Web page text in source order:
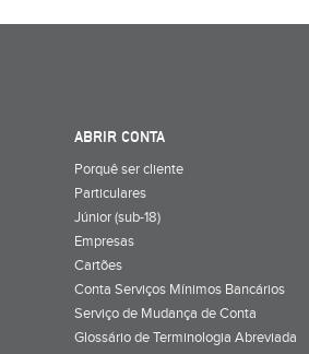
ABRIR CONTA
Porquê ser cliente
Particulares
Júnior (sub-18)
Empresas
Cartões
Conta Serviços Mínimos Bancários
Serviço de Mudança de Conta
Glossário de Terminologia Abreviada